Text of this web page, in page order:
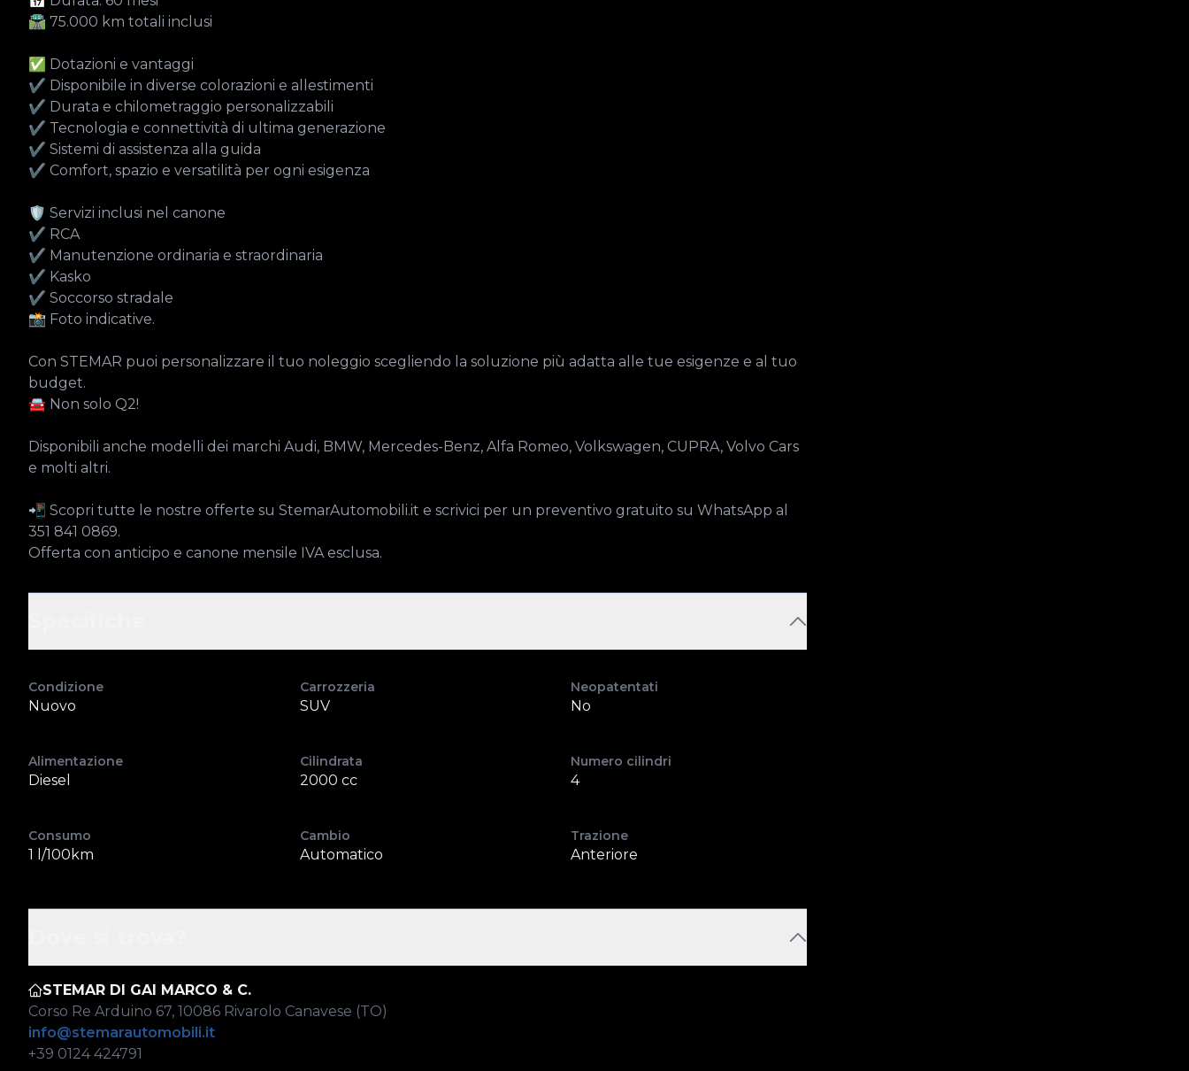
🛣️ 75.000 km totali inclusi
✅ Dotazioni e vantaggi
✔ Disponibile in diverse colorazioni e allestimenti
✔ Durata e chilometraggio personalizzabili
✔ Tecnologia e connettività di ultima generazione
✔ Sistemi di assistenza alla guida
✔ Comfort, spazio e versatilità per ogni esigenza
🛡️ Servizi inclusi nel canone
✔ RCA
✔ Manutenzione ordinaria e straordinaria
✔ Kasko
✔ Soccorso stradale
📸 Foto indicative.
Con STEMAR puoi personalizzare il tuo noleggio scegliendo la soluzione più adatta alle tue esigenze e al tuo
budget.
🚘 Non solo Q2!
Disponibili anche modelli dei marchi Audi, BMW, Mercedes-Benz, Alfa Romeo, Volkswagen, CUPRA, Volvo Cars
e molti altri.
📲 Scopri tutte le nostre offerte su StemarAutomobili.it e scrivici per un preventivo gratuito su WhatsApp al
351 841 0869.
Offerta con anticipo e canone mensile IVA esclusa.
Condizione
Nuovo
Carrozzeria
SUV
Neopatentati
No
Alimentazione
Diesel
Cilindrata
2000 cc
Numero cilindri
4
Consumo
1 l/100km
Cambio
Automatico
Trazione
Anteriore
STEMAR DI GAI MARCO & C.
Corso Re Arduino 67, 10086 Rivarolo Canavese (TO)
info@stemarautomobili.it
+39 0124 424791